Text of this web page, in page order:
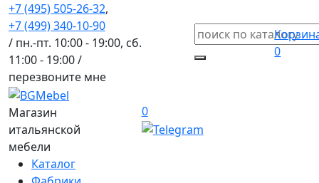
+7 (495) 505-26-32,
+7 (499) 340-10-90
/ пн.-пт. 10:00 - 19:00, сб.
11:00 - 19:00 /
перезвоните мне
0
Магазин
итальянской
мебели
0
Каталог